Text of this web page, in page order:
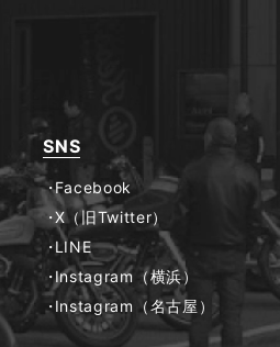
SNS
Facebook
X（旧Twitter）
LINE
Instagram（横浜）
Instagram（名古屋）